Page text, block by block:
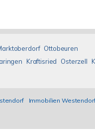
Ottobeuren
Kraftisried Osterzell
Immobilien